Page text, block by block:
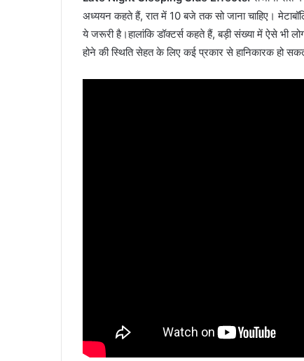
अध्ययन कहते हैं, रात में 10 बजे तक सो जाना चाहिए।
ये जरूरी है।हालांकि डॉक्टर्स कहते हैं, बड़ी संख्या में ऐसे भी
होने की स्थिति सेहत के लिए कई प्रकार से हानिकारक हो